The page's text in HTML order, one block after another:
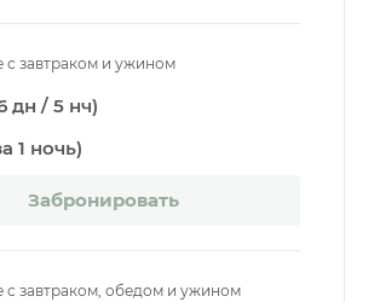
завтраком и ужином
дн / 5 нч)
1 ночь)
Забронировать
завтраком, обедом и ужином